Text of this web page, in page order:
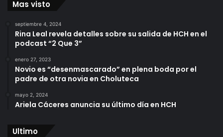
Mas visto
septiembre 4, 2024
Rina Leal revela detalles sobre su salida de HCH en el
podcast “2 Que 3”
enero 27, 2023
Novio es “desenmascarado” en plena boda por el
padre de otra novia en Choluteca
mayo 2, 2024
Ariela Cáceres anuncia su último día en HCH
Ultimo